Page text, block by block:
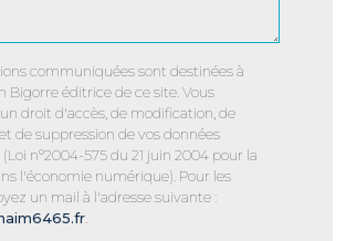
communiquées sont destinées à
Bigorre éditrice de ce site. Vous
droit d'accès, de modification, de
de suppression de vos données
n°2004-575 du 21 juin 2004 pour la
l'économie numérique). Pour les
un mail à l'adresse suivante :